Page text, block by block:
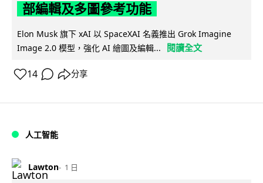
部編輯及多圖參考功能
Elon Musk 旗下 xAI 以 SpaceXAI 名義推出 Grok Imagine
Image 2.0 模型，強化 AI 繪圖及編輯...
閱讀全文
14 分享
人工智能
Lawton 1 日